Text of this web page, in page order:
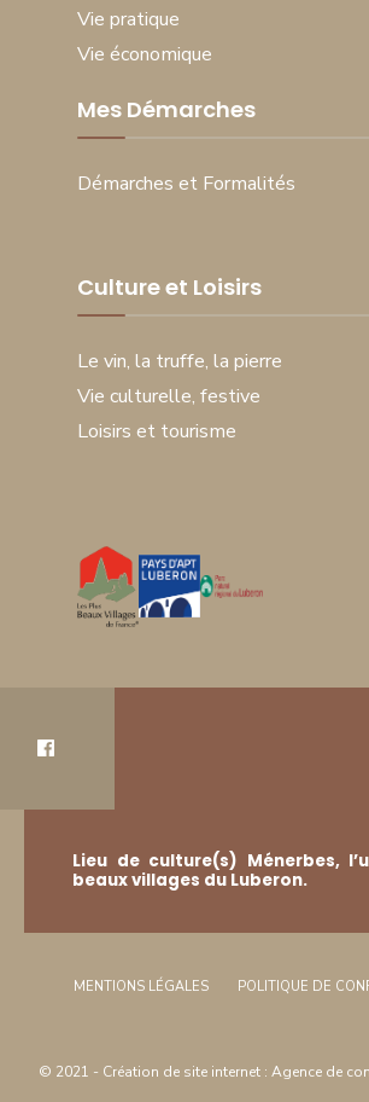
Vie pratique
Vie économique
Mes Démarches
Démarches et Formalités
Culture et Loisirs
Le vin, la truffe, la pierre
Vie culturelle, festive
Loisirs et tourisme
Lieu de culture(s) Ménerbes,
beaux villages du Luberon.
MENTIONS LÉGALES POLITIQUE DE
© 2021 - Création de site internet : Agence de